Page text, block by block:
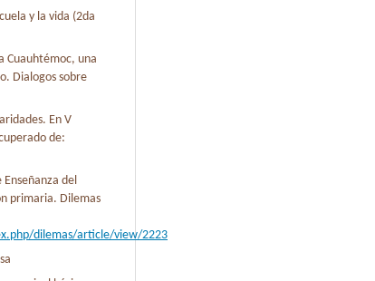
y la vida (2da
Cuauhtémoc, una
Dialogos sobre
En V
de:
del
primaria. Dilemas
dilemas/article/view/2223